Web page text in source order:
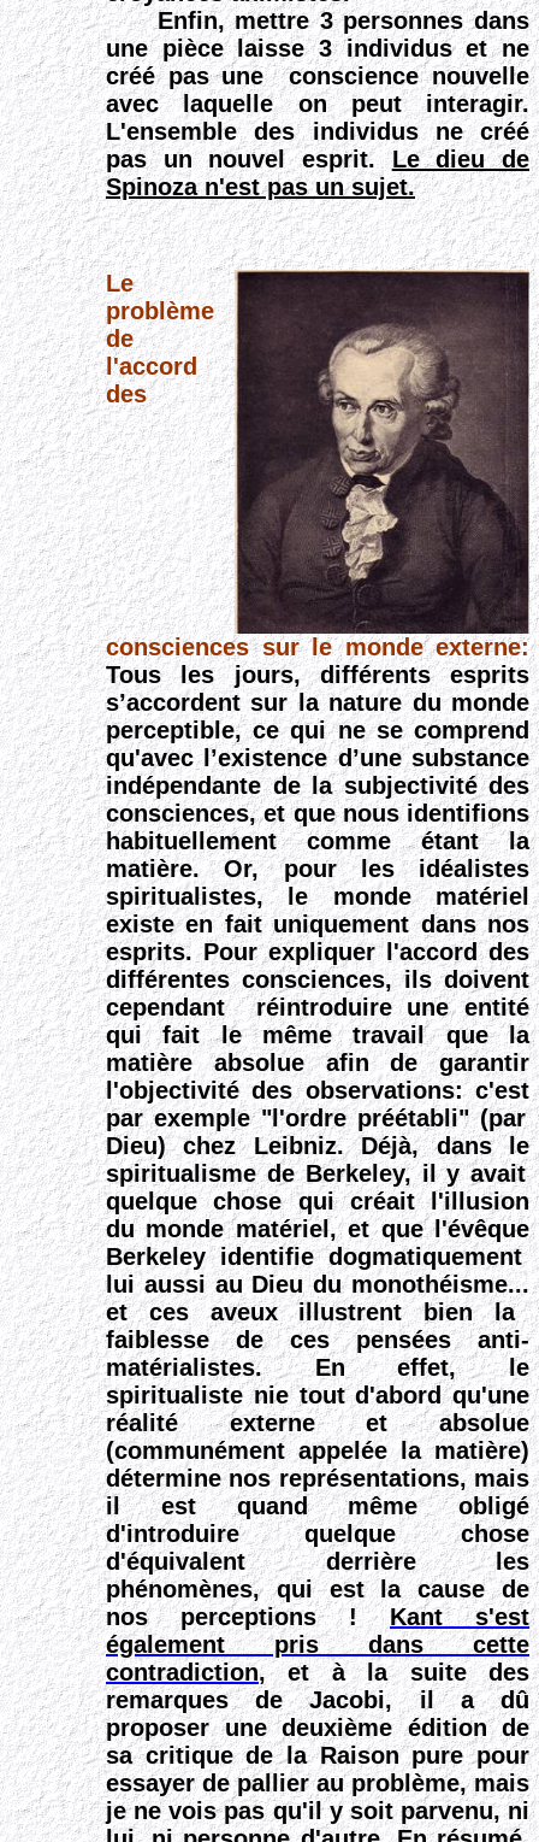
Enfin, mettre 3 personnes dans
une pièce laisse 3 individus et ne
créé pas une conscience nouvelle
avec laquelle on peut interagir.
L'ensemble des individus ne créé
pas un nouvel esprit.Le dieu de
Spinoza n'est pas un sujet.
Le
problème
de
l'accord
des
consciences sur le monde externe:
Tous les jours, différents esprits
s’accordent sur la nature du monde
perceptible, ce qui ne secomprend
qu'avec l’existence d’une substance
indépendante de la subjectivité des
consciences, et que nous identifions
habituellement comme étant la
matière. Or,pour les idéalistes
spiritualistes, le monde matériel
existe en fait uniquement dans nos
esprits. Pour expliquer l'accord des
différentes consciences, ils doivent
cependantréintroduire une entité
qui fait le même travail que la
matière absolue afin degarantir
l'objectivité des observations: c'est
par exemple"l'ordre préétabli" (par
Dieu)chez Leibniz.Déjà, dans le
spiritualisme deBerkeley, il y avait
quelque chose qui créait l'illusion
du monde matériel, et quel'évêque
Berkeley identifie dogmatiquement
lui aussi au Dieu du monothéisme...
et ces aveux illustrent bien la
faiblesse de ces pensées anti-
matérialistes.En effet, le
spiritualiste nie tout d'abord qu'une
réalité externe et absolue
(communément appelée la matière)
détermine nos représentations, mais
il est quand même obligé
d'introduire quelque chose
d'équivalent derrière les
phénomènes, qui est la cause de
nos perceptions!
Kant s'est
également pris dans cette
contradiction, et à la suite des
remarques de Jacobi, il a dû
proposer une deuxième édition de
sa critique de la Raison pure pour
essayer de pallier au problème, mais
je ne vois pas qu'il y soit parvenu, ni